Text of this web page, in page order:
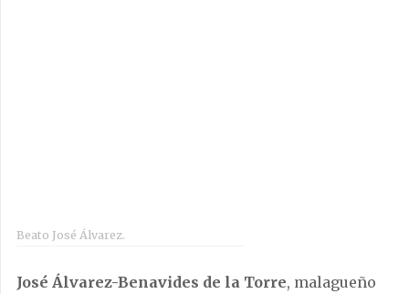
Beato José Álvarez.
José Álvarez-Benavides de la Torre, malagueño